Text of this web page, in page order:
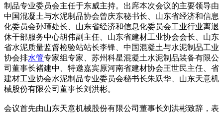
制品专业委员会主任于东威主持。出席本次会议的主要领导由
中国混凝土与水泥制品协会曾庆东秘书长、山东省经济和信息
化委员会孙瑾处长、山东省经济和信息化委员会工业行业离退
休干部服务中心胡伟副主任、山东省建材工业协会会长、山东
省水泥质量监督检验站站长李锋、中国混凝土与水泥制品工业
协会排水管专家组专家、苏州科星混凝土水泥制品装备有限公
司董事长褚建中、特邀嘉宾原河南省建材协会王世民主任、省
建材工业协会水泥制品专业委员会秘书长朱跃华、山东天意机
械股份有限公司董事长刘洪彬。
会议首先由山东天意机械股份有限公司董事长刘洪彬致辞，表